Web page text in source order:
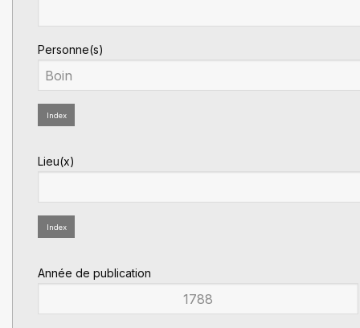
Personne(s)
Index
Lieu(x)
Index
Année de publication